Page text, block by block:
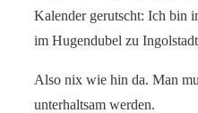
Kalender gerutscht: Ich bin
im Hugendubel zu
Also nix wie hin da. Man
unterhaltsam werden.